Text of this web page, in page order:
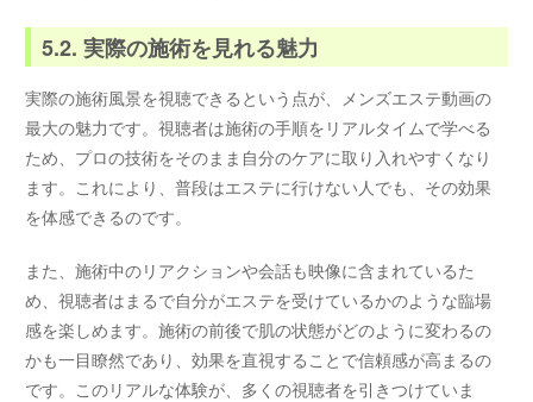
5.2. 実際の施術を見れる魅力
実際の施術風景を視聴できるという点が、メンズエステ動画の
最大の魅力です。視聴者は施術の手順をリアルタイムで学べる
ため、プロの技術をそのまま自分のケアに取り入れやすくなり
ます。これにより、普段はエステに行けない人でも、その効果
を体感できるのです。
また、施術中のリアクションや会話も映像に含まれているた
め、視聴者はまるで自分がエステを受けているかのような臨場
感を楽しめます。施術の前後で肌の状態がどのように変わるの
かも一目瞭然であり、効果を直視することで信頼感が高まるの
です。このリアルな体験が、多くの視聴者を引きつけていま